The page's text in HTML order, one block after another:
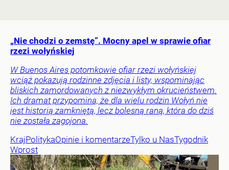
„Nie chodzi o zemstę”. Mocny apel w sprawie ofiar
rzezi wołyńskiej
W Buenos Aires potomkowie ofiar rzezi wołyńskiej
wciąż pokazują rodzinne zdjęcia i listy, wspominając
bliskich zamordowanych z niezwykłym okrucieństwem.
Ich dramat przypomina, że dla wielu rodzin Wołyń nie
jest historią zamkniętą, lecz bolesną raną, która do dziś
nie została zagojona.
KrajPolitykaOpinie i komentarzeTylko u NasTygodnik
Wprost